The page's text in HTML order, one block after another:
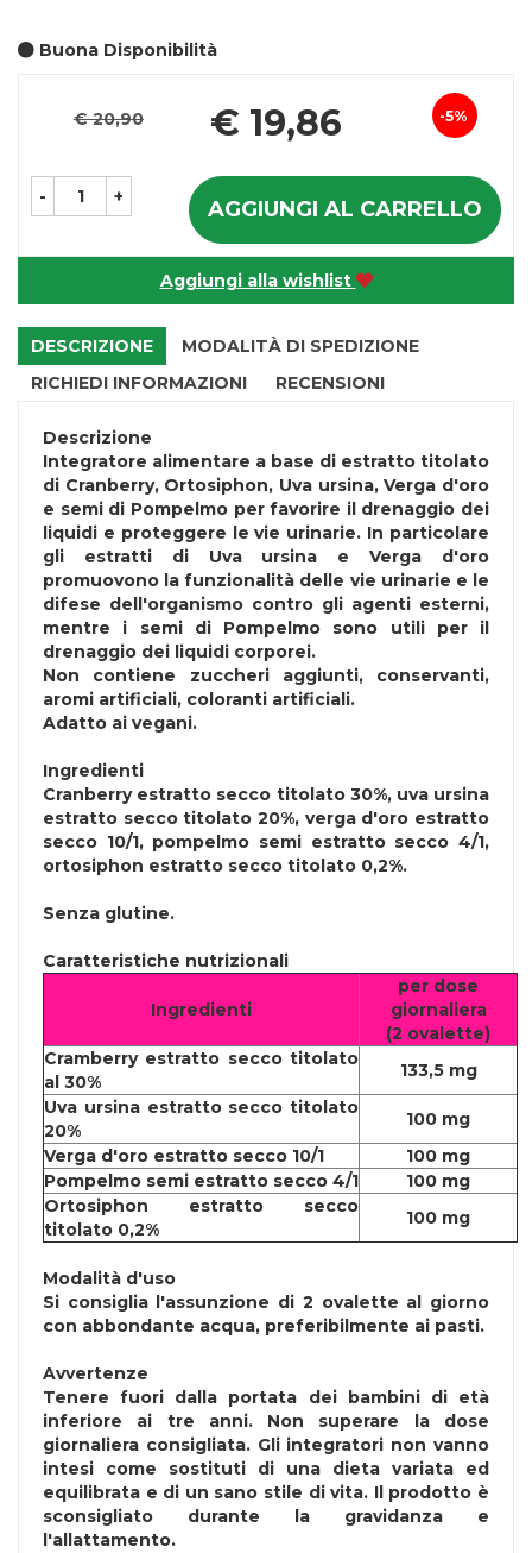
Buona Disponibilità
Sconto
5%
€ 20,90 € 19,86
- + AGGIUNGI AL CARRELLO
Aggiungi alla wishlist
DESCRIZIONE
MODALITÀ DI SPEDIZIONE
RICHIEDI INFORMAZIONI
RECENSIONI
Descrizione
Integratore alimentare a base di estratto titolato
di Cranberry, Ortosiphon, Uva ursina, Verga d'oro
e semi di Pompelmo per favorire il drenaggio dei
liquidi e proteggere le vie urinarie. In particolare
gli estratti di Uva ursina e Verga d'oro
promuovono la funzionalità delle vie urinarie e le
difese dell'organismo contro gli agenti esterni,
mentre i semi di Pompelmo sono utili per il
drenaggio dei liquidi corporei.
Non contiene zuccheri aggiunti, conservanti,
aromi artificiali, coloranti artificiali.
Adatto ai vegani.
Ingredienti
Cranberry estratto secco titolato 30%, uva ursina
estratto secco titolato 20%, verga d'oro estratto
secco 10/1, pompelmo semi estratto secco 4/1,
ortosiphon estratto secco titolato 0,2%.
Senza glutine.
Caratteristiche nutrizionali
Ingredienti
per dose
giornaliera
(2 ovalette)
Cramberry estratto secco titolato
al 30%
133,5 mg
Uva ursina estratto secco titolato
20%
100 mg
Verga d'oro estratto secco 10/1
100 mg
Pompelmo semi estratto secco 4/1
100 mg
Ortosiphon estratto secco
titolato 0,2%
100 mg
Modalità d'uso
Si consiglia l'assunzione di 2 ovalette al giorno
con abbondante acqua, preferibilmente ai pasti.
Avvertenze
Tenere fuori dalla portata dei bambini di età
inferiore ai tre anni. Non superare la dose
giornaliera consigliata. Gli integratori non vanno
intesi come sostituti di una dieta variata ed
equilibrata e di un sano stile di vita. Il prodotto è
sconsigliato durante la gravidanza e
l'allattamento.